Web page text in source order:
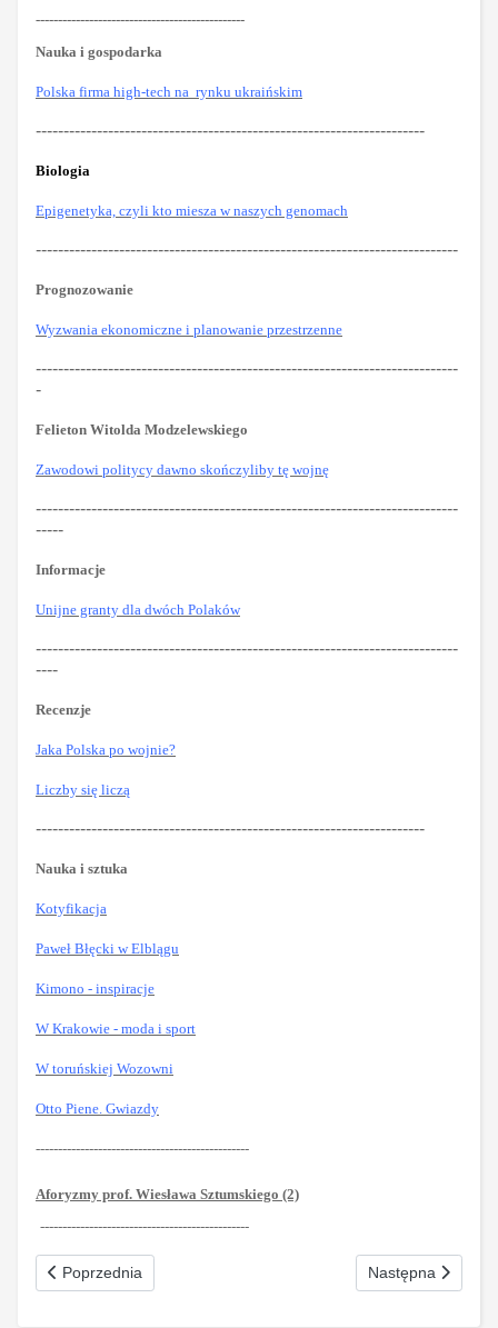
-----------------------------------------------
Nauka i gospodarka
Polska firma high-tech na rynku ukraińskim
----------------------------------------------------------------------
Biologia
Epigenetyka, czyli kto miesza w naszych genomach
----------------------------------------------------------------------------
Prognozowanie
Wyzwania ekonomiczne i planowanie przestrzenne
----------------------------------------------------------------------------
-
Felieton Witolda Modzelewskiego
Zawodowi politycy dawno skończyliby tę wojnę
----------------------------------------------------------------------------
-----
Informacje
Unijne granty dla dwóch Polaków
----------------------------------------------------------------------------
----
Recenzje
Jaka Polska po wojnie?
Liczby się liczą
----------------------------------------------------------------------
Nauka i sztuka
Kotyfikacja
Paweł Błęcki w Elblągu
Kimono - inspiracje
W Krakowie - moda i sport
W toruńskiej Wozowni
Otto Piene. Gwiazdy
------------------------------------------------
Aforyzmy prof. Wiesława Sztumskiego (2)
-----------------------------------------------
Poprzednia strona: Konanie Minotaura Nr 3 (278) marzec 2023
Poprzednia Następna strona:
Następna